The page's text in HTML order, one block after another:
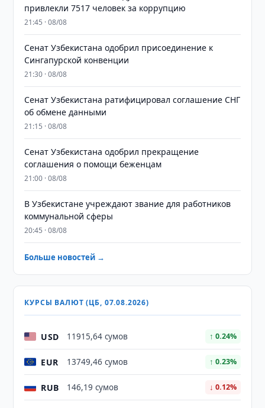
привлекли 7517 человек за коррупцию
21:45 · 08/08
Сенат Узбекистана одобрил присоединение к
Сингапурской конвенции
21:30 · 08/08
Сенат Узбекистана ратифицировал соглашение СНГ
об обмене данными
21:15 · 08/08
Сенат Узбекистана одобрил прекращение
соглашения о помощи беженцам
21:00 · 08/08
В Узбекистане учреждают звание для работников
коммунальной сферы
20:45 · 08/08
Больше новостей →
КУРСЫ ВАЛЮТ (ЦБ, 07.08.2026)
USD 11915,64 сумов ↑ 0.24%
EUR 13749,46 сумов ↑ 0.23%
RUB 146,19 сумов ↓ 0.12%